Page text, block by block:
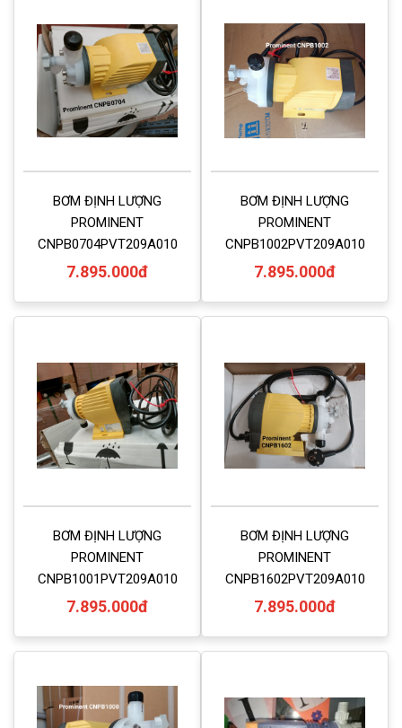
BƠM ĐỊNH LƯỢNG
PROMINENT
CNPB0704PVT209A010
7.895.000đ
BƠM ĐỊNH LƯỢNG
PROMINENT
CNPB1002PVT209A010
7.895.000đ
BƠM ĐỊNH LƯỢNG
PROMINENT
CNPB1001PVT209A010
7.895.000đ
BƠM ĐỊNH LƯỢNG
PROMINENT
CNPB1602PVT209A010
7.895.000đ